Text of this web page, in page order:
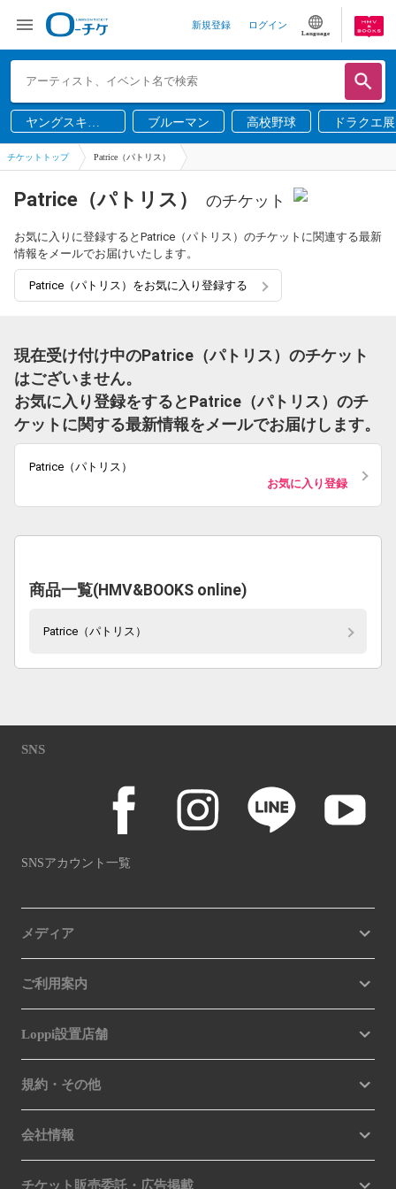
新規登録 ログイン
Language
ヤングスキニ
ー
ブルーマン 高校野球 ドラクエ展
チケットトップ Patrice（パトリス）
Patrice（パトリス） のチケット
お気に入りに登録するとPatrice（パトリス）のチケットに関連する最新
情報をメールでお届けいたします。
Patrice（パトリス）をお気に入り登録する
現在受け付け中のPatrice（パトリス）のチケット
はございません。
お気に入り登録をするとPatrice（パトリス）のチ
ケットに関する最新情報をメールでお届けします。
Patrice（パトリス）
お気に入り登録
商品一覧(HMV&BOOKS online)
Patrice（パトリス）
SNS
SNSアカウント一覧
メディア
ご利用案内
Loppi設置店舗
規約・その他
会社情報
チケット販売委託・広告掲載